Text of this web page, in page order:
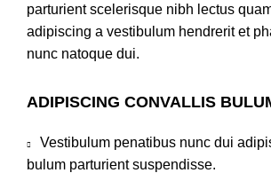
parturient scelerisque nibh lectus
adipiscing a vestibulum hendrerit et
nunc natoque dui.
ADIPISCING CONVALLIS
Vestibulum penatibus nunc dui
bulum parturient suspendisse.